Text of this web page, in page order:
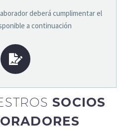
deberá cumplimentar el
a continuación
SOCIOS